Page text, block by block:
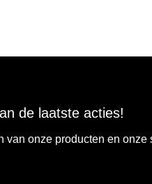
de laatste acties!
van onze producten en